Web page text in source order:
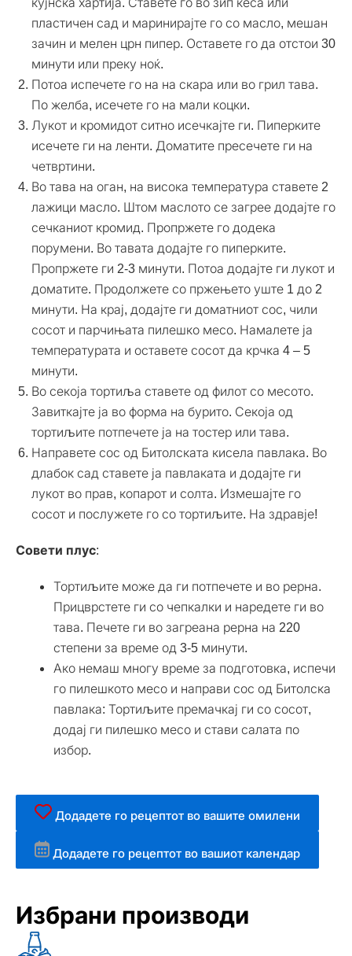
пластичен сад и маринирајте го со масло, мешан
зачин и мелен црн пипер. Оставете го да отстои 30
минути или преку ноќ.
Потоа испечете го на на скара или во грил тава.
По желба, исечете го на мали коцки.
Лукот и кромидот ситно исечкајте ги. Пиперките
исечете ги на ленти. Доматите пресечете ги на
четвртини.
Во тава на оган, на висока температура ставете 2
лажици масло. Штом маслото се загрее додајте го
сечканиот кромид. Пропржете го додека
порумени. Во тавата додајте го пиперките.
Пропржете ги 2-3 минути. Потоа додајте ги лукот и
доматите. Продолжете со пржењето уште 1 до 2
минути. На крај, додајте ги доматниот сос, чили
сосот и парчињата пилешко месо. Намалете ја
температурата и оставете сосот да крчка 4 – 5
минути.
Во секоја тортиља ставете од филот со месото.
Завиткајте ја во форма на бурито. Секоја од
тортиљите потпечете ја на тостер или тава.
Направете сос од Битолската кисела павлака. Во
длабок сад ставете ја павлаката и додајте ги
лукот во прав, копарот и солта. Измешајте го
сосот и послужете го со тортиљите. На здравје!
Совети плус:
Тортиљите може да ги потпечете и во рерна.
Прицврстете ги со чепкалки и наредете ги во
тава. Печете ги во загреана рерна на 220
степени за време од 3-5 минути.
Ако немаш многу време за подготовка, испечи
го пилешкото месо и направи сос од Битолска
павлака: Тортиљите премачкај ги со сосот,
додај ги пилешко месо и стави салата по
избор.
Додадете го рецептот во вашите омилени
Додадете го рецептот во вашиот календар
Избрани производи